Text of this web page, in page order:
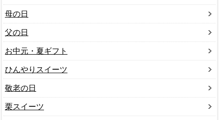
母の日
父の日
お中元・夏ギフト
ひんやりスイーツ
敬老の日
栗スイーツ